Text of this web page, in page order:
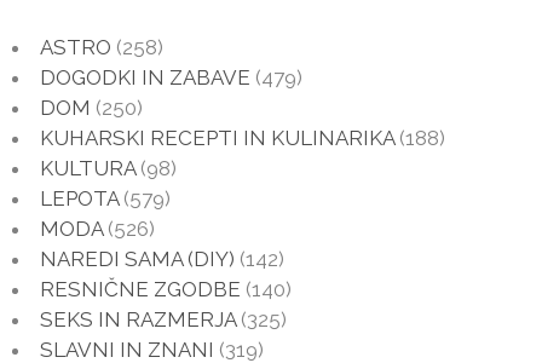
ASTRO (258)
DOGODKI IN ZABAVE (479)
DOM (250)
KUHARSKI RECEPTI IN KULINARIKA(188)
KULTURA(98)
LEPOTA(579)
MODA(526)
NAREDI SAMA (DIY) (142)
RESNIČNE ZGODBE (140)
SEKS IN RAZMERJA(325)
SLAVNI IN ZNANI (319)